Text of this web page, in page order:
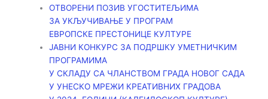
ОТВОРЕНИ ПОЗИВ УГОСТИТЕЉИМА
ЗА УКЉУЧИВАЊЕ У ПРОГРАМ
ЕВРОПСКЕ ПРЕСТОНИЦЕ КУЛТУРЕ
ЈАВНИ КОНКУРС ЗА ПОДРШКУ УМЕТНИЧКИМ
ПРОГРАМИМА
У СКЛАДУ СА ЧЛАНСТВОМ ГРАДА НОВОГ САДА
У УНЕСКО МРЕЖИ КРЕАТИВНИХ ГРАДОВА